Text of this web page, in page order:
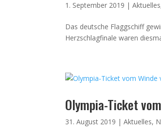
1. September 2019 |Aktuelles
Das deutsche Flaggschiff
Herzschlagfinale waren
Olympia-Ticket
31. August 2019 |Aktuelles,